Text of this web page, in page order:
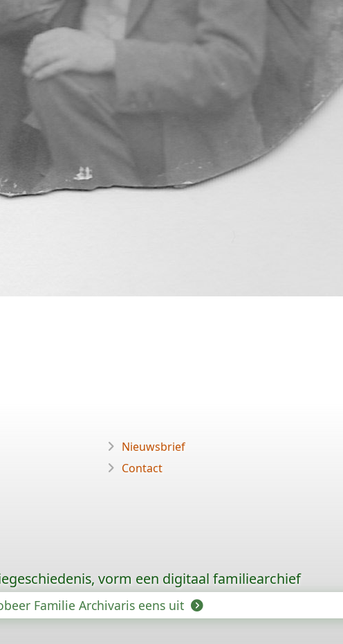
Nieuwsbrief
Contact
vorm een digitaal familiearchief
Familie Archivaris eens uit